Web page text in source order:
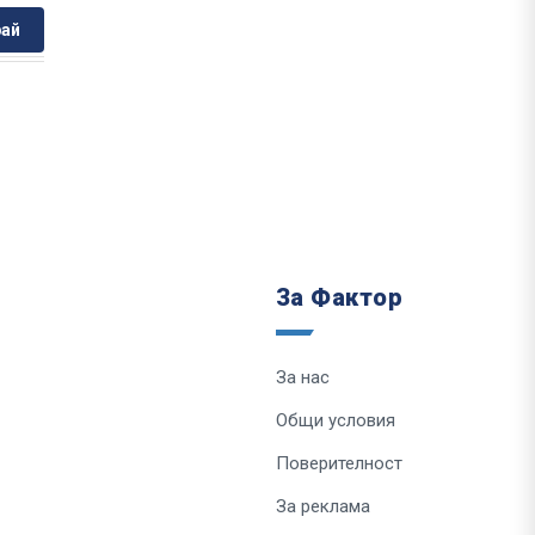
За Фактор
За нас
Общи условия
Поверителност
За реклама